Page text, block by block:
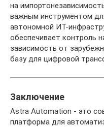
на
важным инструментом
автономной ИТ-
обеспечивает контроль
зависимость от
базу для цифровой
Заключение
Astra Automation - это
платформа для